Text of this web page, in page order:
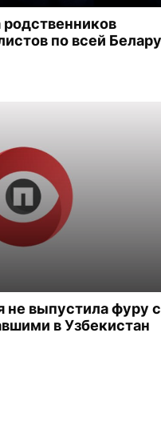
родственников
по всей
не выпустила фуру с
в Узбекистан